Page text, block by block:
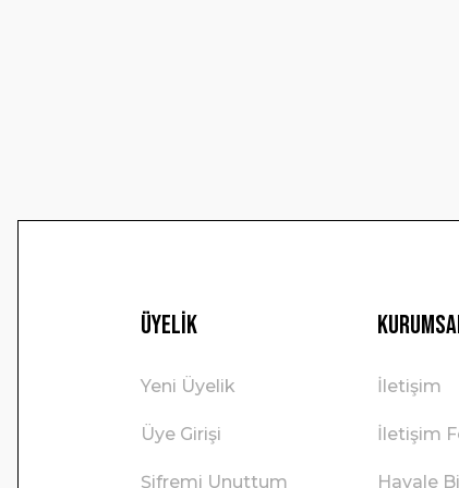
Üyelik
Yeni Üyelik
Üye Girişi
Şifremi Unuttum
İletişim
İletişim
Havale